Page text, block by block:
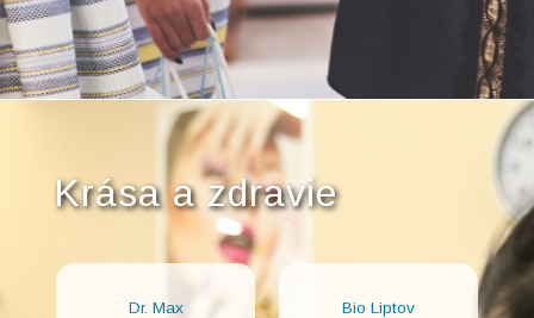
Krása a zdravie
Dr. Max Bio Liptov